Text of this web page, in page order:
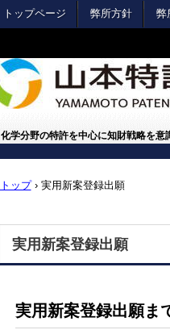
化学分野の特許を中心に知財戦略を意
トップページ 弊所方針 弊
トップ › 実用新案登録出願
実用新案登録出願
実用新案登録出願ま